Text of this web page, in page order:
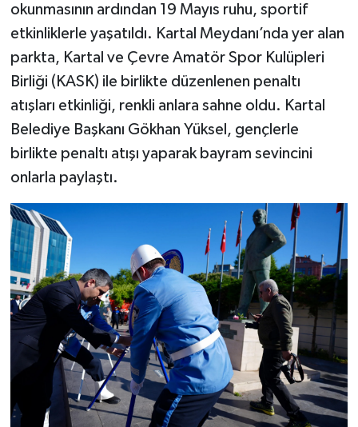
okunmasının ardından 19 Mayıs ruhu, sportif
etkinliklerle yaşatıldı. Kartal Meydanı’nda yer alan
parkta, Kartal ve Çevre Amatör Spor Kulüpleri
Birliği (KASK) ile birlikte düzenlenen penaltı
atışları etkinliği, renkli anlara sahne oldu. Kartal
Belediye Başkanı Gökhan Yüksel, gençlerle
birlikte penaltı atışı yaparak bayram sevincini
onlarla paylaştı.